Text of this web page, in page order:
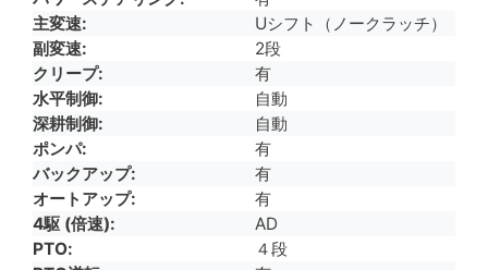
主変速
Uシフト（ノークラッチ）
副変速
2段
クリープ
有
水平制御
自動
深耕制御
自動
ポンパ
有
バックアップ
有
オートアップ
有
4駆 (倍速)
AD
PTO
４段